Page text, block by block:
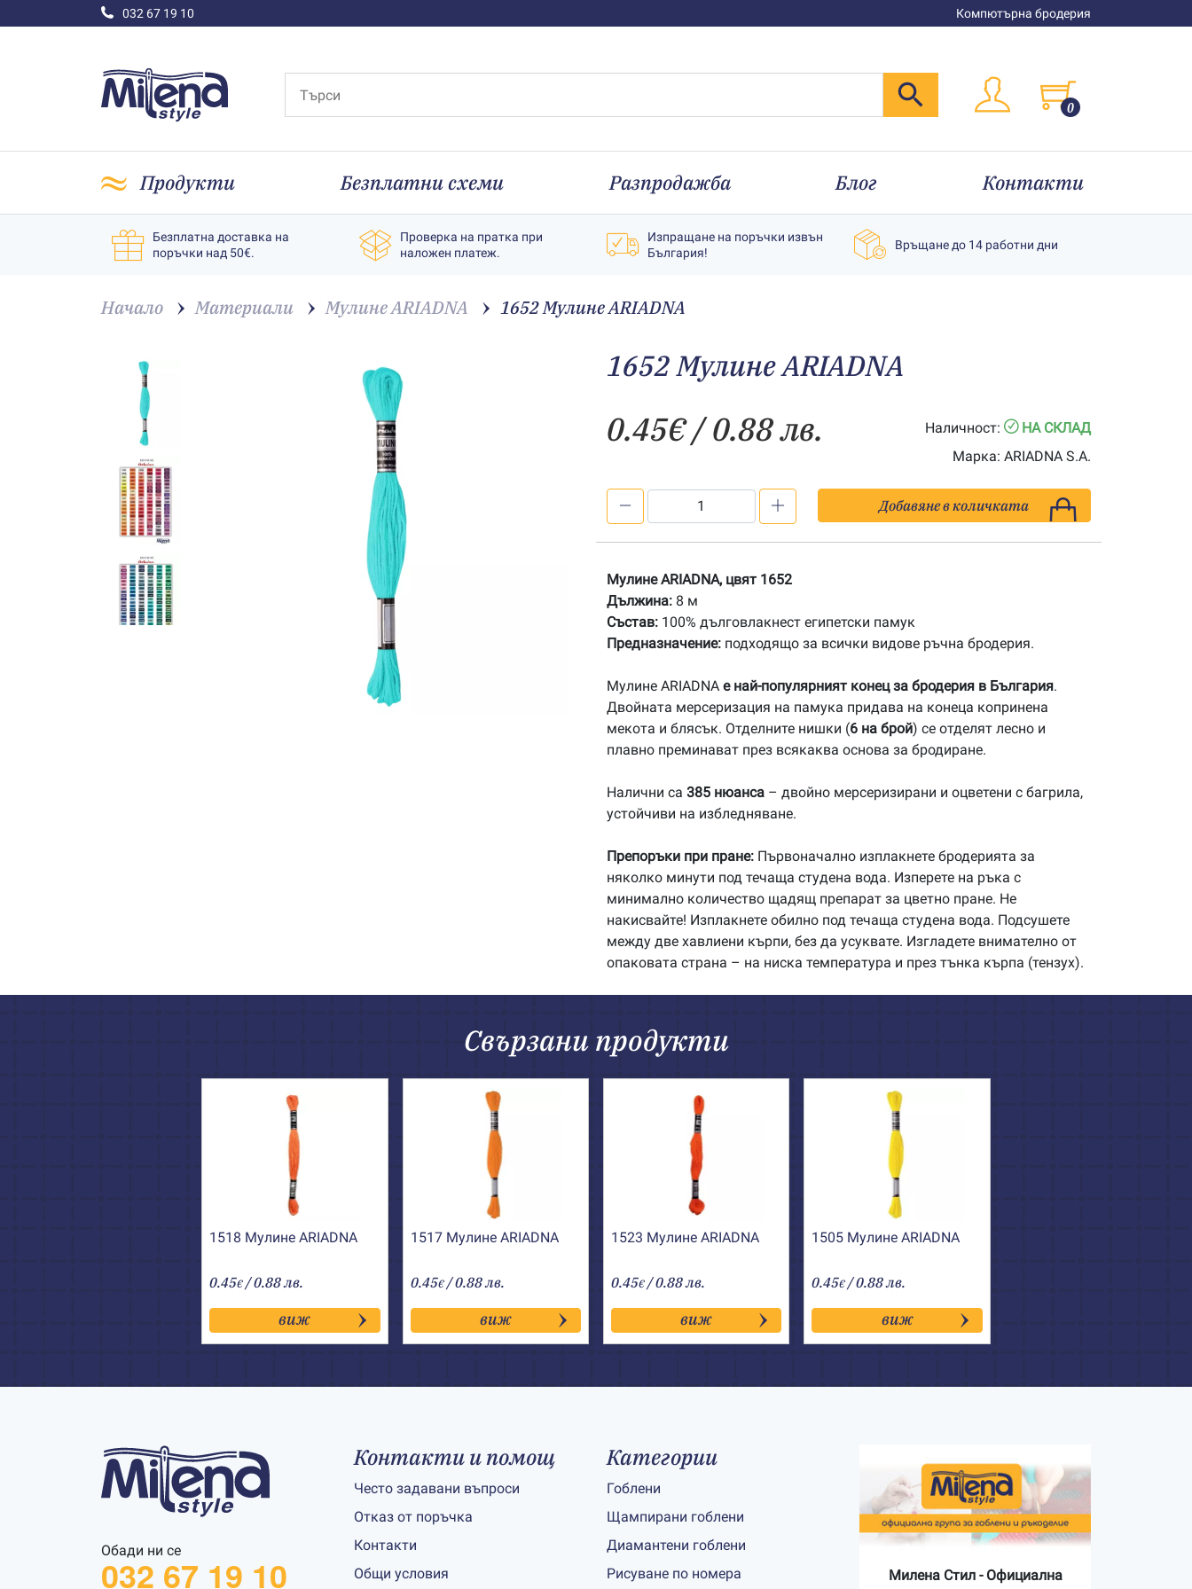
032 67 19 10 Компютърна бродерия
0
Продукти Безплатни схеми Разпродажба Блог Контакти
Безплатна доставка на
поръчки над 50€.
Проверка на пратка при
наложен платеж.
Изпращане на поръчки извън
България!
Връщане до 14 работни дни
Начало Материали Мулине ARIADNA 1652 Мулине АRIADNA
1652 Мулине АRIADNA
0.45€/ 0.88 лв. Наличност:
НА СКЛАД
Марка: ARIADNA S.A.
Мулине
АRIADNA
Добавяне в количката
Мулине ARIADNA, цвят 1652
Дължина: 8 м
Състав: 100% дълговлакнест египетски памук
Предназначение: подходящо за всички видове ръчна бродерия.
Мулине ARIADNA е най-популярният конец за бродерия в България.
Двойната мерсеризация на памука придава на конеца копринена
мекота и блясък. Отделните нишки (6 на брой) се отделят лесно и
плавно преминават през всякаква основа за бродиране.
Налични са 385 нюанса – двойно мерсеризирани и оцветени с багрила,
устойчиви на избледняване.
Препоръки при пране: Първоначално изплакнете бродерията за
няколко минути под течаща студена вода. Изперете на ръка с
минимално количество щадящ препарат за цветно пране. Не
накисвайте! Изплакнете обилно под течаща студена вода. Подсушете
между две хавлиени кърпи, без да усуквате. Изгладете внимателно от
опаковата страна – на ниска температура и през тънка кърпа (тензух).
Свързани продукти
1518 Мулине АRIADNA
0.45€ / 0.88 лв.
виж
1517 Мулине АRIADNA
0.45€/ 0.88 лв.
виж
1523 Мулине АRIADNA
0.45€ / 0.88 лв.
виж
1505 Мулине АRIADNA
0.45€ / 0.88 лв.
виж
Обади ни се
032 67 19 10
Контакти и помощ
Често задавани въпроси
Отказ от поръчка
Контакти
Общи условия
Категории
Гоблени
Щампирани гоблени
Диамантени гоблени
Рисуване по номера
Милена Стил - Официална